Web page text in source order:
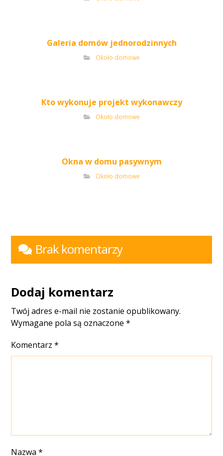
Galeria domów jednorodzinnych
Około domowe
Kto wykonuje projekt wykonawczy
Około domowe
Okna w domu pasywnym
Około domowe
Brak komentarzy
Dodaj komentarz
Twój adres e-mail nie zostanie opublikowany.
Wymagane pola są oznaczone*
Komentarz*
Nazwa*